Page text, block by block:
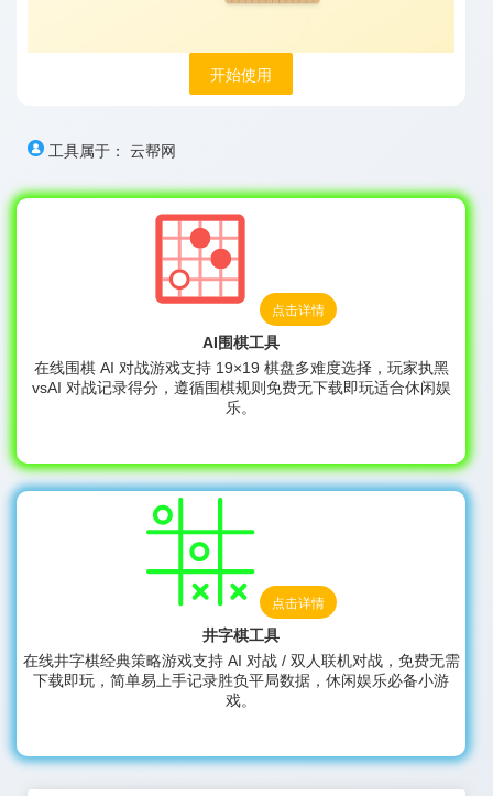
开始使用
工具属于： 云帮网
点击详情
AI围棋工具
在线围棋 AI 对战游戏支持 19×19 棋盘多难度选择，玩家执黑
vsAI 对战记录得分，遵循围棋规则免费无下载即玩适合休闲娱
乐。
点击详情
井字棋工具
在线井字棋经典策略游戏支持 AI 对战 / 双人联机对战，免费无需
下载即玩，简单易上手记录胜负平局数据，休闲娱乐必备小游
戏。